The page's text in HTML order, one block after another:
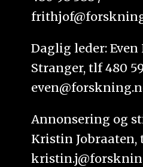
Daglig leder:
Stranger, tlf 480
Annonsering og
Kristin Jobraaten,